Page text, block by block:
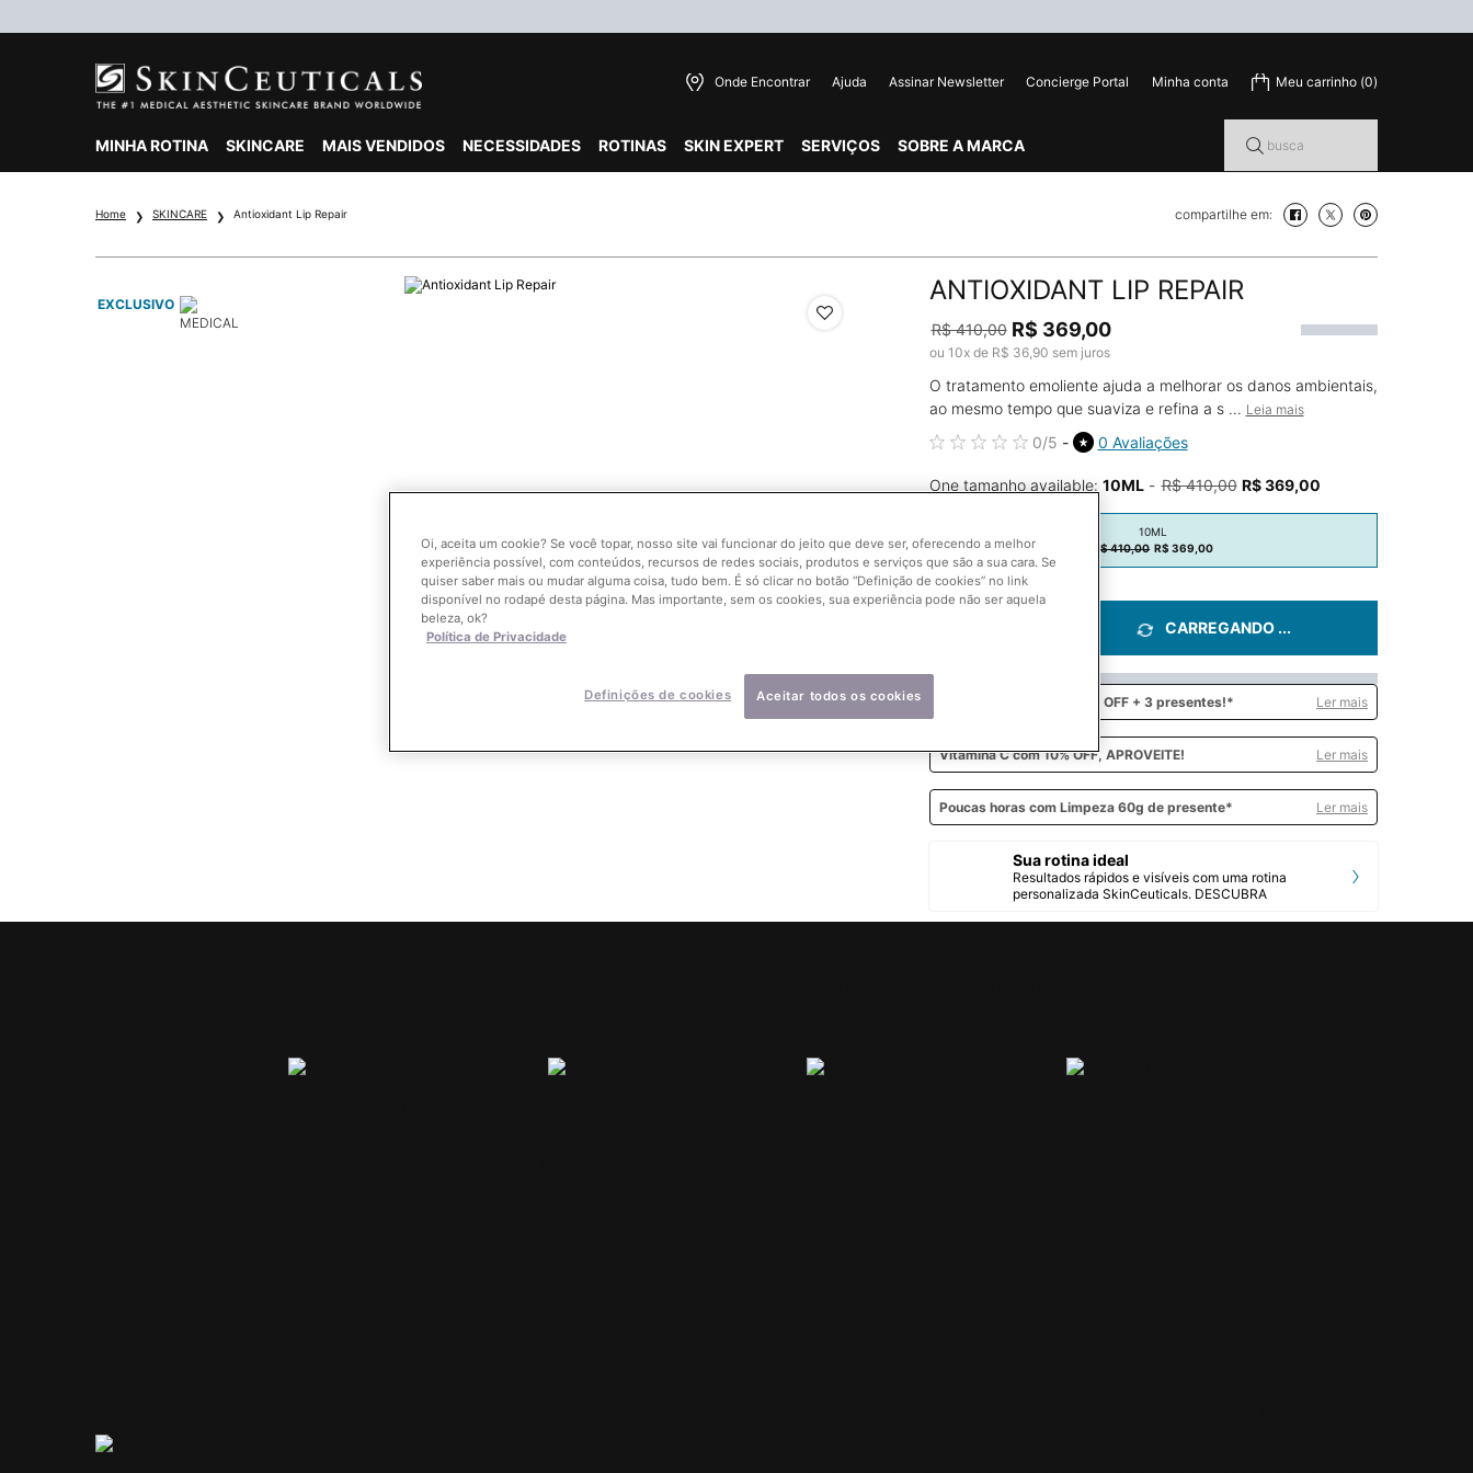
Onde Encontrar Ajuda Assinar Newsletter Concierge Portal Minha conta Meu carrinho 0
0 product in cart
MINHA ROTINA SKINCARE MAIS VENDIDOS NECESSIDADES ROTINAS SKIN EXPERT SERVIÇOS SOBRE A MARCA busca
Home SKINCARE Antioxidant Lip Repair compartilhe em: compartilhe em: facebook
compartilhe em: twitter
compartilhe em:
ANTIOXIDANT LIP REPAIR
Old price
R$ 410,00
New price
R$ 369,00
ou 10x de R$ 36,90 sem juros
O tratamento emoliente ajuda a melhorar os danos ambientais,
ao mesmo tempo que suaviza e refina a s ... Leia mais
0/5 0 Avaliações
EXCLUSIVO
One tamanho available: 10ML-
Old price
R$ 410,00
New price
R$ 369,00
Selected
10ML
Old price
R$ 410,00 New price
R$ 369,00
, 1 of 1
Quantidade
CARREGANDO ...
ganhe até 20% OFF + 3 presentes!* Ler mais
Vitamina Ccom 10% OFF, APROVEITE! Ler mais
Poucas horas com Limpeza 60g de presente* Ler mais
Sua rotina ideal
Resultados rápidos e visíveis com uma rotina
personalizada SkinCeuticals. DESCUBRA
Oi, aceita um cookie? Se você topar, nosso site vai funcionar do jeito que deve ser, oferecendo a melhor
experiência possível, com conteúdos, recursos de redes sociais, produtos e serviços que são a sua cara. Se
quiser saber mais ou mudar alguma coisa, tudo bem. É só clicar no botão “Definição de cookies” no link
disponível no rodapé desta página. Mas importante, sem os cookies, sua experiência pode não ser aquela
beleza, ok?
Política de Privacidade
Definições de cookies Aceitar todos os cookies